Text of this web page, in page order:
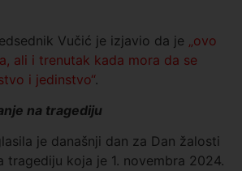
Vučić je izjavio da je „ovo
ali i trenutak kada mora da se
i jedinstvo“.
na tragediju
je današnji dan za Dan žalosti
tragediju koja je 1. novembra 2024.